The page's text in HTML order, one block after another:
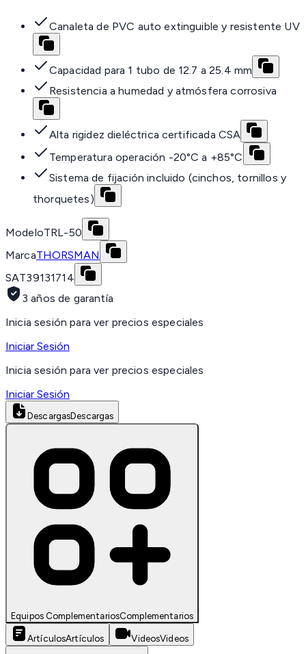
Canaleta de PVC auto extinguible y resistente UV
Capacidad para 1 tubo de 12.7 a 25.4 mm
Resistencia a humedad y atmósfera corrosiva
Alta rigidez dieléctrica certificada CSA
Temperatura operación -20°C a +85°C
Sistema de fijación incluido (cinchos, tornillos y
thorquetes)
ModeloTRL-50
MarcaTHORSMAN
SAT39131714
3 años de garantía
Inicia sesión para ver precios especiales
Iniciar Sesión
Inicia sesión para ver precios especiales
Iniciar Sesión
DescargasDescargas
Equipos ComplementariosComplementarios
ArtículosArtículos VideosVideos